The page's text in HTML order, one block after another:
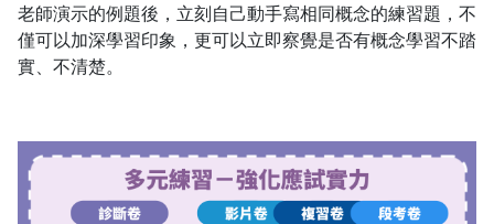
老師演示的例題後，立刻自己動手寫相同概念的練習題，不
僅可以加深學習印象，更可以立即察覺是否有概念學習不踏
實、不清楚。